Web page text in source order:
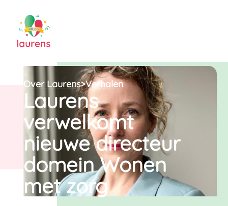
Over Laurens>Verhalen
Laurens
verwelkomt
nieuwe directeur
domein Wonen
met zorg